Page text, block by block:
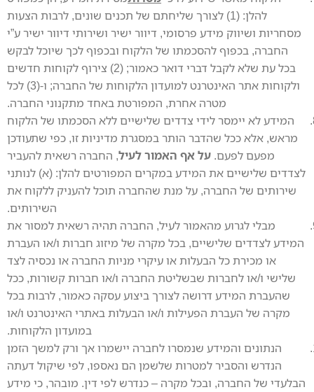
להלן: (1) לצורך שליחתם של תכנים שונים, לרבות הצעות
מסחריות ושיווק מידע פרסומי, דיוור ישיר ושירותי דיוור ישיר ע”י
החברה, בכפוף להסכמתו של הלקוח ובכפוף לכך שיוכל לבקש
בכל עת שלא לקבל דברי דואר כאמור; (2) צירוף לקוחות חדשים
ולקוחות אתר האינטרנט למועדון הלקוחות של החברה; ו-(3) לכל
מטרה אחרת, המפורטת באחד מתקנוני החברה.
המידע לא יימסר לידי צדדים שלישיים ללא הסכמתו של הלקוח
מראש, אלא ככל שהדבר הותר במסגרת מדיניות זו, כפי שתעודכן
מפעם לפעם. על אף האמור לעיל, החברה רשאית להעביר
לצדדים שלישיים את המידע במקרים המפורטים להלן: (א) לנותני
שירותים של החברה, על מנת שהחברה תוכל להעניק ללקוח את
השירותים.
מבלי לגרוע מהאמור לעיל, החברה תהיה רשאית למסור את
המידע לצדדים שלישיים, בכל מקרה של מיזוג חברות ו/או העברת
או מכירת כל הבעלות או עיקרי מניות החברה או נכסיה לצד
שלישי ו/או לחברות שבשליטת החברה ו/או חברות קשורות, ככל
שהעברת המידע דרושה לצורך ביצוע עסקה כאמור, לרבות בכל
מקרה של העברת הפעילות ו/או הבעלות באתרי האינטרנט ו/או
במועדון הלקוחות.
הנתונים והמידע שנמסרו לחברה יישמרו אך ורק למשך הזמן
הנדרש והסביר למטרות שלשמן הם נאספו, לפי שיקול דעתה
הבלעדי של החברה, ובכל מקרה – כנדרש לפי דין. מובהר, כי מידע